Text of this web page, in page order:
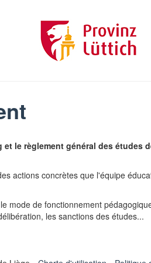
le règlement général des
actions concrètes que l'équipe
mode de fonctionnement
les sanctions des études...